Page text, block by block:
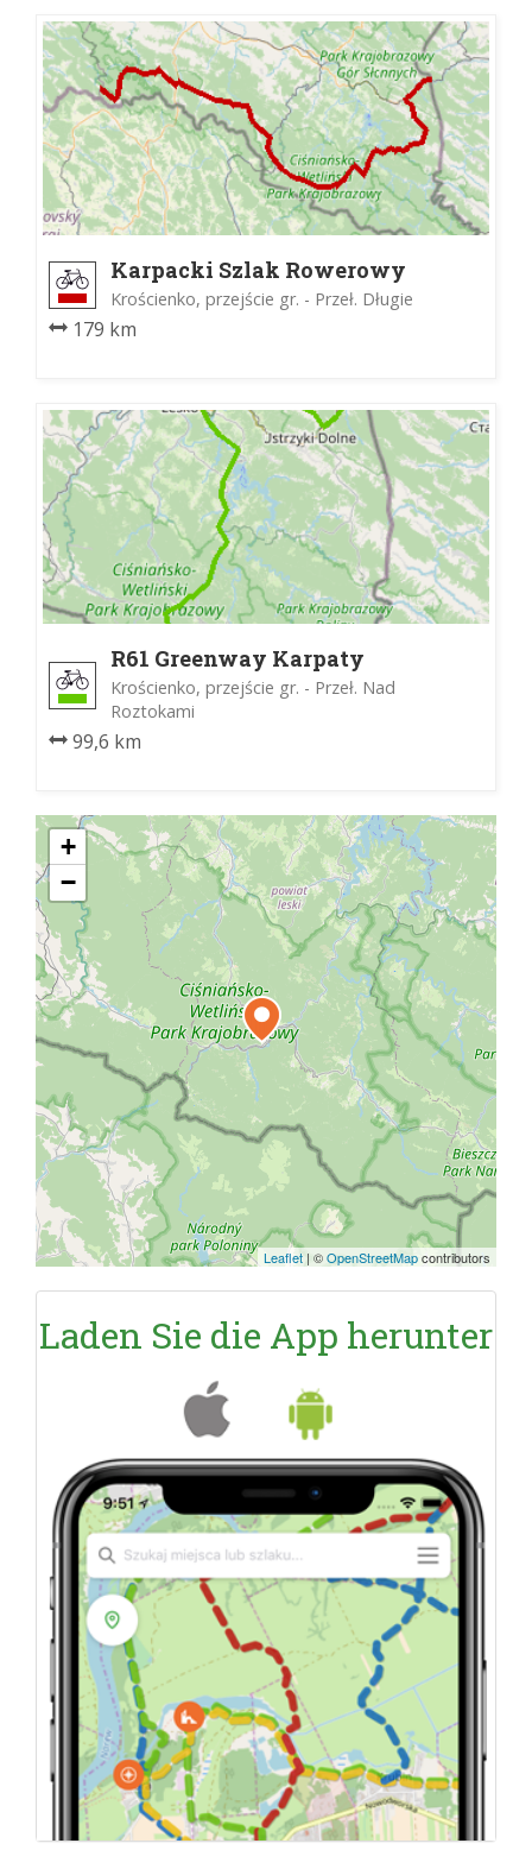
Karpacki Szlak Rowerowy
Krościenko, przejście gr. - Przeł. Długie
179 km
R61 Greenway Karpaty
Wschodnie
Krościenko, przejście gr. - Przeł. Nad
Roztokami
99,6 km
+
−
Leaflet | ©OpenStreetMapcontributors
Laden Sie die App herunter